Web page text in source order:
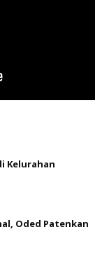
Kelurahan
Oded Patenkan